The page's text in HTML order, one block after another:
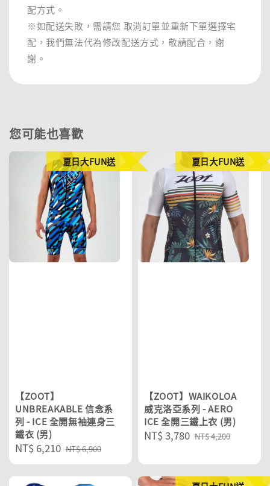
配方式。
※如配送失敗，需請您 取消訂單並重新下單選擇宅
配，我們無法代為修改配送方式，敬請配合，謝
謝。
您可能也喜歡
夏日大FUN送
【ZOOT】
UNBREAKABLE 信念系
列 - ICE 全開無袖連身三
鐵衣 (男)
Sale
price
NT$ 6,210 Regular
price
NT$ 6,900
夏日大FUN送
【ZOOT】WAIKOLOA
威克洛亞系列 - AERO
ICE 全開三鐵上衣 (男)
Sale
NT$ 3,780 Regular
NT$ 4,200